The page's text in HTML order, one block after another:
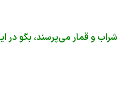
و قمار می‌پرسند، بگو در